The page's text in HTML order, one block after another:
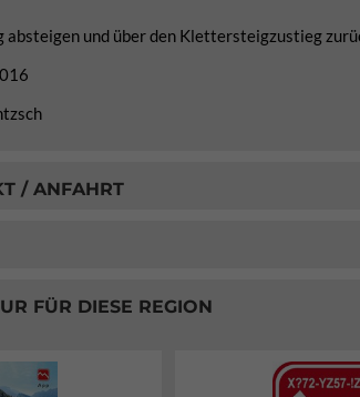
und über den Klettersteigzustieg
/ ANFAHRT
FÜR DIESE REGION